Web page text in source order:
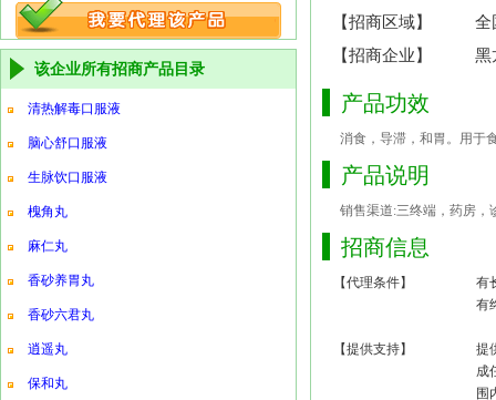
该企业所有招商产品目录
清热解毒口服液
脑心舒口服液
生脉饮口服液
槐角丸
麻仁丸
香砂养胃丸
香砂六君丸
逍遥丸
保和丸
【招商区域】
全
【招商企业】
黑
产品功效
消食，导滞，和胃。用于
产品说明
销售渠道:三终端，药房，
招商信息
【代理条件】
有
有
【提供支持】
提
成
围